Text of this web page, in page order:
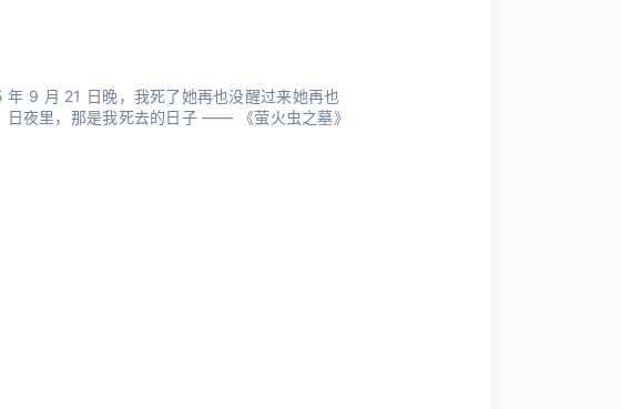
9 月 21 日晚，我死了她再也没醒过来她再也
不会醒过来，再也不会1945 年 9 月 21 日夜里，那是我死去的日子 —— 《萤火虫之墓》